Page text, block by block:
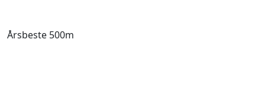
Årsbeste 500m